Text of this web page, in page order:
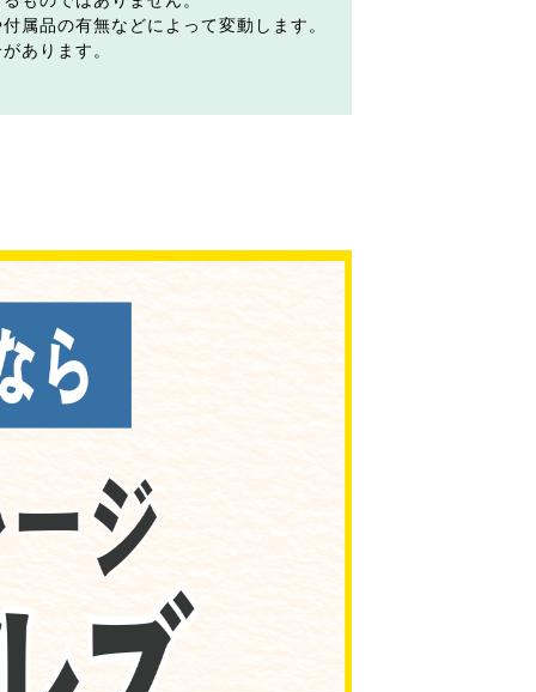
属品の有無などによって変動します。
あります。